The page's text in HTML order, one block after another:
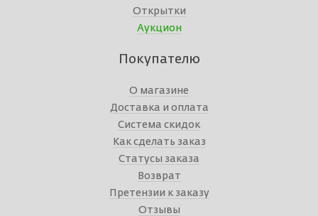
Открытки
Аукцион
Покупателю
О магазине
Доставка и оплата
Система скидок
Как сделать заказ
Статусы заказа
Возврат
Претензии к заказу
Отзывы